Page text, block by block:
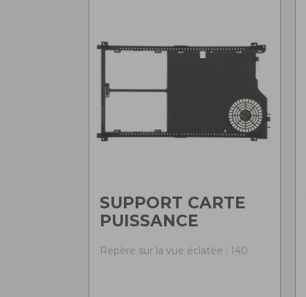
SUPPORT CARTE
PUISSANCE
Repère sur la vue éclatée : 140